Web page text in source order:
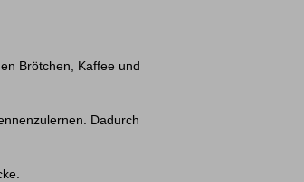
Brötchen, Kaffee und
Dadurch